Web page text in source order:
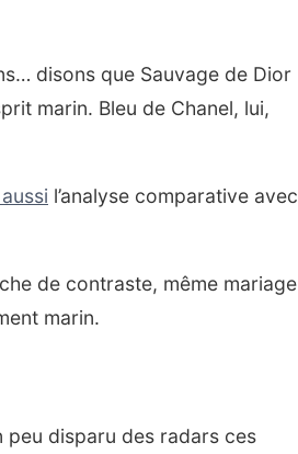
disons que Sauvage de Dior
marin. Bleu de Chanel, lui,
l’analyse comparative avec
de contraste, même mariage
marin.
disparu des radars ces